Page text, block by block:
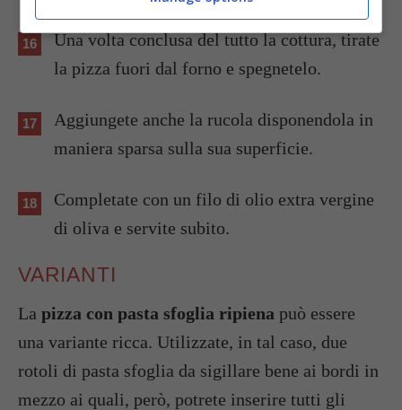
Una volta conclusa del tutto la cottura, tirate
la pizza fuori dal forno e spegnetelo.
Aggiungete anche la rucola disponendola in
maniera sparsa sulla sua superficie.
Completate con un filo di olio extra vergine
di oliva e servite subito.
VARIANTI
La pizza con pasta sfoglia ripiena può essere
una variante ricca. Utilizzate, in tal caso, due
rotoli di pasta sfoglia da sigillare bene ai bordi in
mezzo ai quali, però, potrete inserire tutti gli